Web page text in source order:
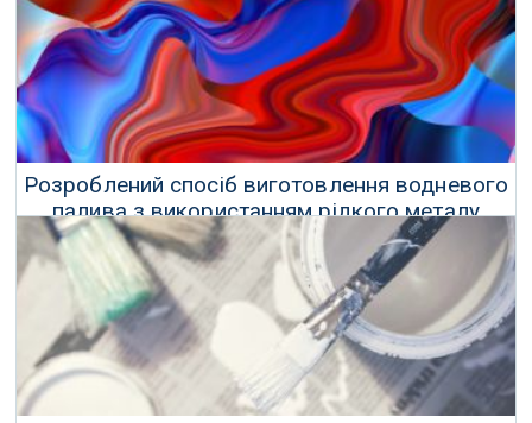
Розроблений спосіб виготовлення водневого
палива з використанням рідкого металу
01 Вересня 2017 р.